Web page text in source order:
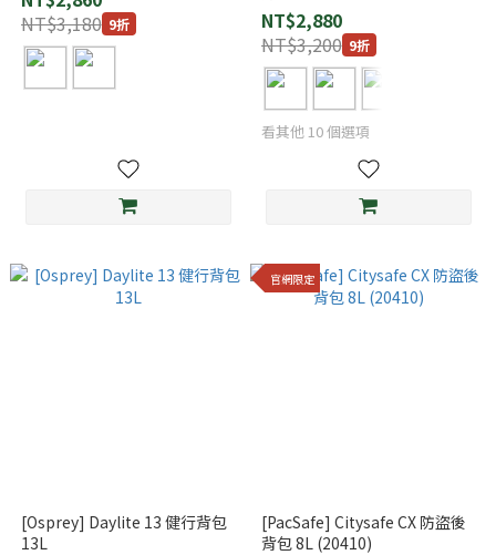
NT$3,180 9折
NT$2,880
NT$3,200 9折
看其他 10 個選項
[Osprey] Daylite 13 健行背包
13L
官網限定
[PacSafe] Citysafe CX 防盜後
背包 8L (20410)